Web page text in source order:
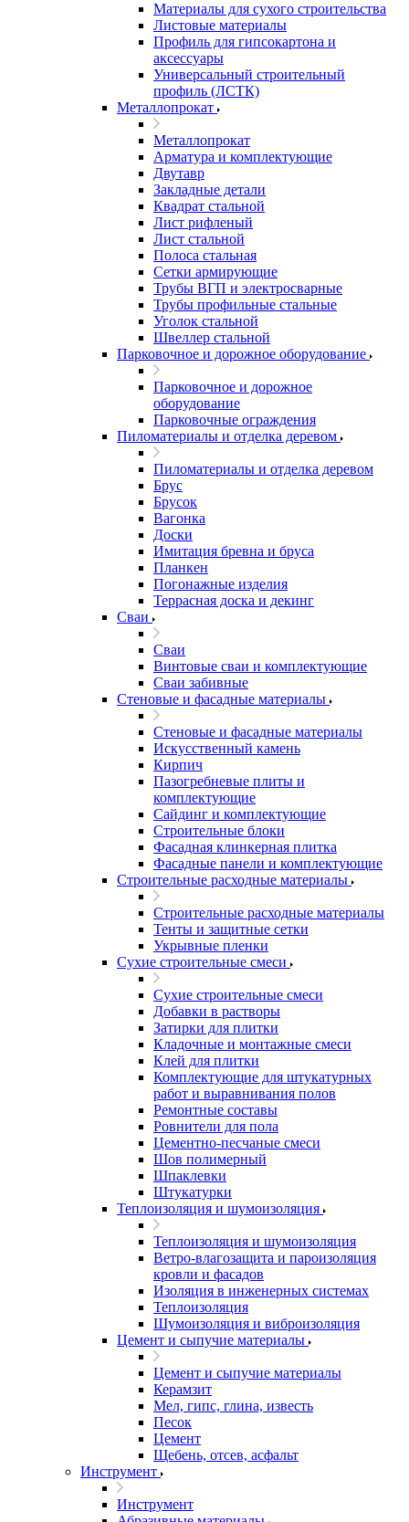
Материалы для сухого строительства
Листовые материалы
Профиль для гипсокартона и
аксессуары
Универсальный строительный
профиль (ЛСТК)
Металлопрокат
Металлопрокат
Арматура и комплектующие
Двутавр
Закладные детали
Квадрат стальной
Лист рифленый
Лист стальной
Полоса стальная
Сетки армирующие
Трубы ВГП и электросварные
Трубы профильные стальные
Уголок стальной
Швеллер стальной
Парковочное и дорожное оборудование
Парковочное и дорожное
оборудование
Парковочные ограждения
Пиломатериалы и отделка деревом
Пиломатериалы и отделка деревом
Брус
Брусок
Вагонка
Доски
Имитация бревна и бруса
Планкен
Погонажные изделия
Террасная доска и декинг
Сваи
Сваи
Винтовые сваи и комплектующие
Сваи забивные
Стеновые и фасадные материалы
Стеновые и фасадные материалы
Искусственный камень
Кирпич
Пазогребневые плиты и
комплектующие
Сайдинг и комплектующие
Строительные блоки
Фасадная клинкерная плитка
Фасадные панели и комплектующие
Строительные расходные материалы
Строительные расходные материалы
Тенты и защитные сетки
Укрывные пленки
Сухие строительные смеси
Сухие строительные смеси
Добавки в растворы
Затирки для плитки
Кладочные и монтажные смеси
Клей для плитки
Комплектующие для штукатурных
работ и выравнивания полов
Ремонтные составы
Ровнители для пола
Цементно-песчаные смеси
Шов полимерный
Шпаклевки
Штукатурки
Теплоизоляция и шумоизоляция
Теплоизоляция и шумоизоляция
Ветро-влагозащита и пароизоляция
кровли и фасадов
Изоляция в инженерных системах
Теплоизоляция
Шумоизоляция и виброизоляция
Цемент и сыпучие материалы
Цемент и сыпучие материалы
Керамзит
Мел, гипс, глина, известь
Песок
Цемент
Щебень, отсев, асфальт
Инструмент
Инструмент